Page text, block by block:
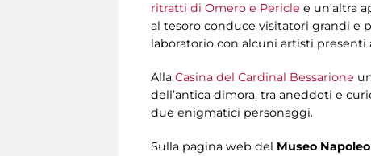
ritratti di Omero e Pericle e un’altra
al tesoro conduce visitatori grandi e
laboratorio con alcuni artisti presenti
Alla Casina del Cardinal Bessarione
dell’antica dimora, tra aneddoti e
due enigmatici personaggi.
Sulla pagina web del Museo